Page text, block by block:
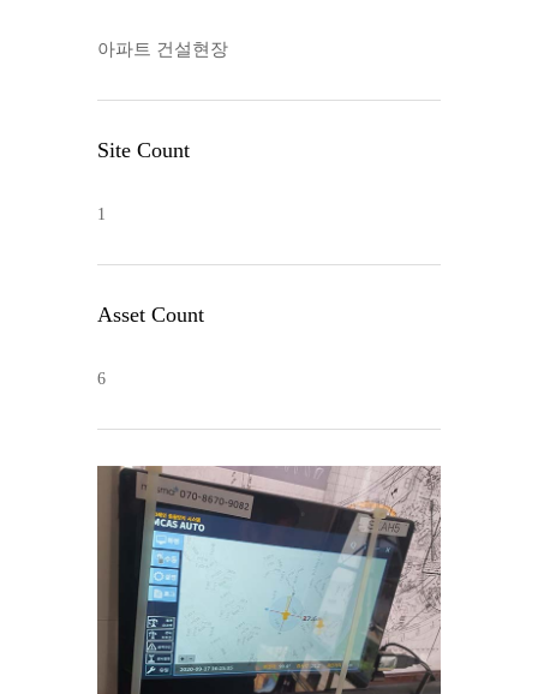
아파트 건설현장
Site Count
1
Asset Count
6